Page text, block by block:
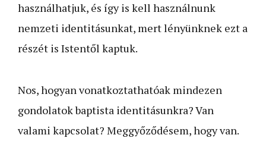
használhatjuk, és így is kell használnunk
nemzeti identitásunkat, mert lényünknek ezt a
részét is Istentől kaptuk.
Nos, hogyan vonatkoztathatóak mindezen
gondolatok baptista identitásunkra? Van
valami kapcsolat? Meggyőződésem, hogy van.